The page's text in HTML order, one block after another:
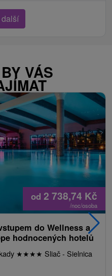
VÁS
od 2 738,74 Kč
/noc/osoba
do Wellness a
hodnocených hotelů
★★★★ Sliač - Sielnica